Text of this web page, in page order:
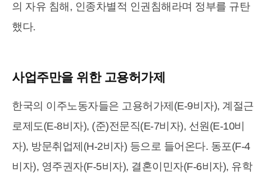
의 자유 침해, 인종차별적 인권침해라며 정부를 규탄
했다.
사업주만을 위한 고용허가제
한국의 이주노동자들은 고용허가제(E-9비자), 계절근
로제도(E-8비자), (준)전문직(E-7비자), 선원(E-10비
자), 방문취업제(H-2비자) 등으로 들어온다. 동포(F-4
비자), 영주권자(F-5비자), 결혼이민자(F-6비자), 유학